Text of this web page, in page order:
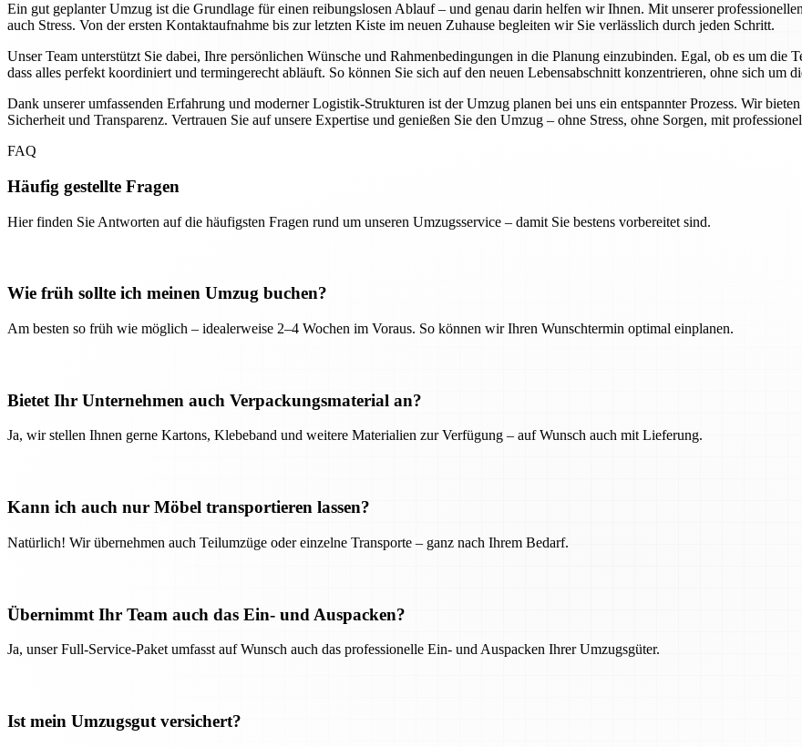
Ein gut geplanter Umzug ist die Grundlage für einen reibungslosen Ablauf – und genau darin helfen wir Ihnen. Mit unserer
auch Stress. Von der ersten Kontaktaufnahme bis zur letzten Kiste im neuen Zuhause begleiten wir Sie verlässlich durch jeden Schritt.
Unser Team unterstützt Sie dabei, Ihre persönlichen Wünsche und Rahmenbedingungen in die Planung einzubinden. Egal, ob es um die
dass alles perfekt koordiniert und termingerecht abläuft. So können Sie sich auf den neuen Lebensabschnitt konzentrieren, ohne sich um
Dank unserer umfassenden Erfahrung und moderner Logistik-Strukturen ist der Umzug planen bei uns ein entspannter Prozess. Wir
Sicherheit und Transparenz. Vertrauen Sie auf unsere Expertise und genießen Sie den Umzug – ohne Stress, ohne Sorgen, mit
FAQ
Häufig gestellte Fragen
Hier finden Sie Antworten auf die häufigsten Fragen rund um unseren Umzugsservice – damit Sie bestens vorbereitet sind.
Wie früh sollte ich meinen Umzug buchen?
Am besten so früh wie möglich – idealerweise 2–4 Wochen im Voraus. So können wir Ihren Wunschtermin optimal einplanen.
Bietet Ihr Unternehmen auch Verpackungsmaterial an?
Ja, wir stellen Ihnen gerne Kartons, Klebeband und weitere Materialien zur Verfügung – auf Wunsch auch mit Lieferung.
Kann ich auch nur Möbel transportieren lassen?
Natürlich! Wir übernehmen auch Teilumzüge oder einzelne Transporte – ganz nach Ihrem Bedarf.
Übernimmt Ihr Team auch das Ein- und Auspacken?
Ja, unser Full-Service-Paket umfasst auf Wunsch auch das professionelle Ein- und Auspacken Ihrer Umzugsgüter.
Ist mein Umzugsgut versichert?